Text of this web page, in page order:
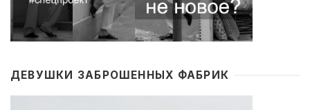
ДЕВУШКИ ЗАБРОШЕННЫХ ФАБРИК